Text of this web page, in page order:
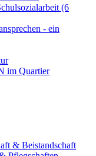
(6
- ein
im Quartier
& Beistandschaft